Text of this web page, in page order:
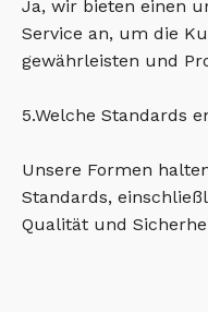
Ja, wir bieten einen
Service an, um die
gewährleisten und
5.Welche Standards
Unsere Formen
Standards,
Qualität und